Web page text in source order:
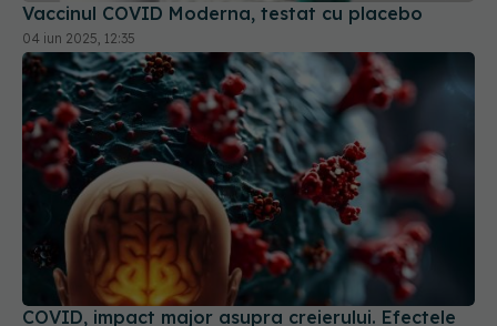
Vaccinul COVID Moderna, testat cu placebo
04 iun 2025, 12:35
COVID, impact major asupra creierului. Efectele